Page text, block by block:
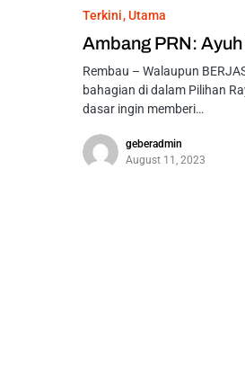
Terkini Utama
Ambang PRN:
Rembau – Walaupun
bahagian di dalam Pilihan
dasar ingin memberi…
geberadmin
August 11, 2023